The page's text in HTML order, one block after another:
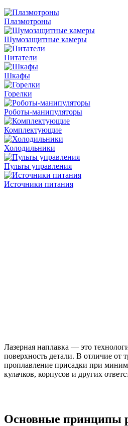
Плазмотроны
Шумозащитные камеры
Питатели
Шкафы
Горелки
Роботы-манипуляторы
Комплектующие
Холодильники
Пульты управления
Источники питания
Лазерная наплавка — это
поверхность детали. В отличие от
проплавление присадки при
кулачков, корпусов и других
Основные принципы